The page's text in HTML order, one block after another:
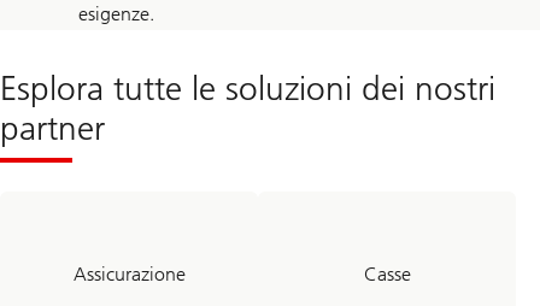
esigenze.
Esplora tutte le soluzioni dei nostri
partner
Assicurazione Casse